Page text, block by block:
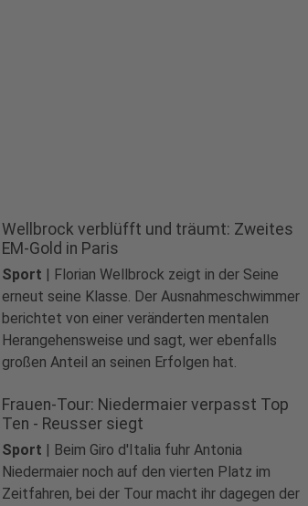
Wellbrock verblüfft und träumt: Zweites
EM-Gold in Paris
Sport | Florian Wellbrock zeigt in der Seine
erneut seine Klasse. Der Ausnahmeschwimmer
berichtet von einer veränderten mentalen
Herangehensweise und sagt, wer ebenfalls
großen Anteil an seinen Erfolgen hat.
Frauen-Tour: Niedermaier verpasst Top
Ten - Reusser siegt
Sport | Beim Giro d'Italia fuhr Antonia
Niedermaier noch auf den vierten Platz im
Zeitfahren, bei der Tour macht ihr dagegen der